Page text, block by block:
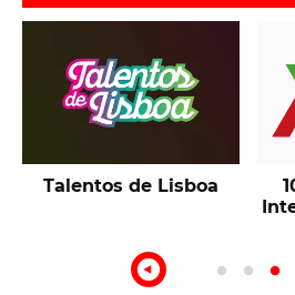
Talentos de Lisboa